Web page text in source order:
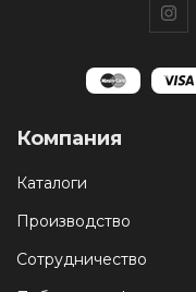
Компания
Каталоги
Производство
Сотрудничество